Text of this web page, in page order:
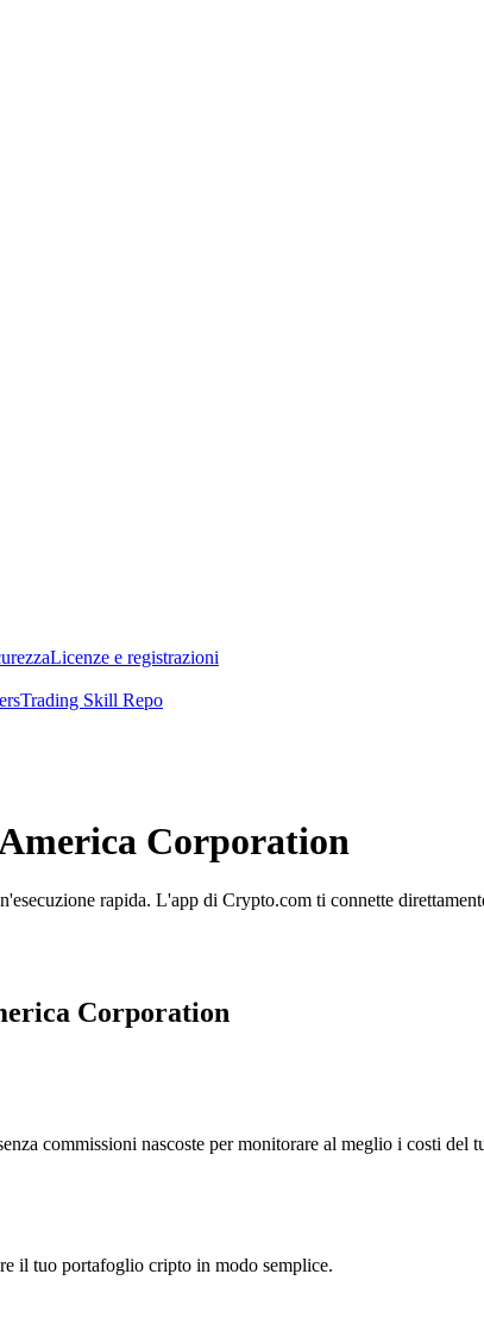
Licenze e registrazioni
Trading Skill Repo
Corporation
rapida. L'app di Crypto.com ti connette
Corporation
commissioni nascoste per monitorare al meglio i costi del
il tuo portafoglio cripto in modo semplice.